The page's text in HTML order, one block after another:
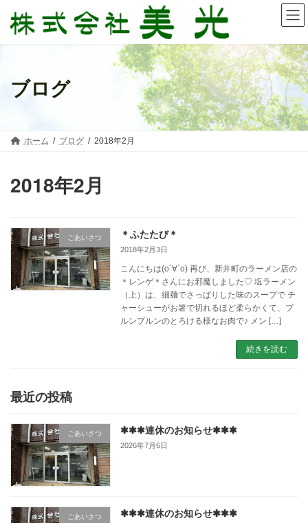
ン
ー
ブログ
ホーム ブログ 2018年2月
2018年2月
ごあいさつ ＊ふたたび＊
2018年2月3日
こんにちは(о´∀`о) 再び、新井町のラーメン店の
＊レンゲ＊さんにお邪魔しました♡ 塩ラーメン
（上）は、細麺でさっぱりした味のスープで チ
ャーシューがお箸で切れるほど柔らかくて、プ
ルンプルンのとろける様なお肉で♪ メン […]
続きを読む
最近の投稿
ごあいさつ ✱✱✱連休のお知らせ✱✱✱
2026年7月6日
ごあいさつ ✱✱✱連休のお知らせ✱✱✱